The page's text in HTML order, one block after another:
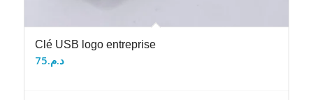
Clé USB logo entreprise
د.م.75